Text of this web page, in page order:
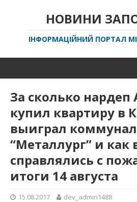
НОВИНИ
ІНФОРМАЦІЙНИЙ ПОРТАЛ
За сколько
купил квартиру в
выиграл
“Металлург” и как
справлялись с
итоги 14 августа
15.08.2017 dev_admin1488